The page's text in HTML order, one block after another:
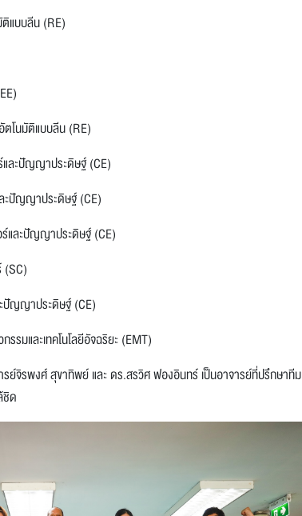
แบบลีน (RE)
โนมัติแบบลีน (RE)
ละปัญญาประดิษฐ์ (CE)
ะปัญญาประดิษฐ์ (CE)
และปัญญาประดิษฐ์ (CE)
(SC)
ปัญญาประดิษฐ์ (CE)
มและเทคโนโลยีอัจฉริยะ (EMT)
ย์จิรพงศ์ สุขาทิพย์ และ ดร.สรวิศ ฟองอินทร์ เป็นอาจารย์ที่ปรึกษาทีม
ชิด